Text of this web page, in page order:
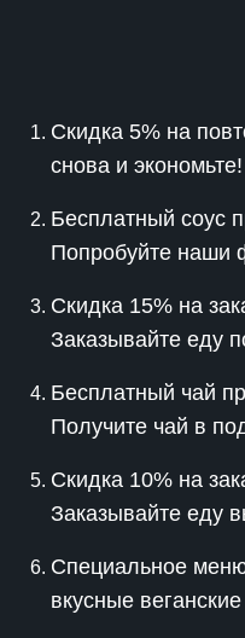
Скидка 5% на
снова и экономьте!
Бесплатный соус
Попробуйте наши
Скидка 15% на
Заказывайте еду
Бесплатный чай
Получите чай в
Скидка 10% на
Заказывайте еду
Специальное
вкусные